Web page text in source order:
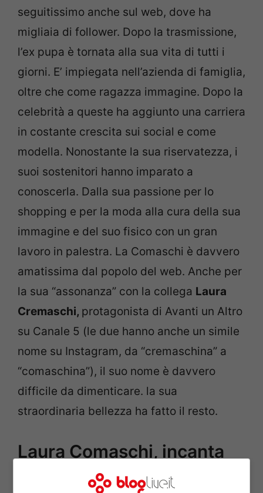
seguitissimo anche sul web, dove ha
migliaia di follower. Dopo la trasmissione,
l’ex pupa è tornata alla sua vita di tutti i
giorni. E’ impiegata nell’azienda di famiglia,
oltre che come ragazza immagine. Dopo la
celebrità a queste ha aggiunto una carriera
in costante crescita sui social e come
modella. Nonostante la sua riservatezza, i
suoi sostenitori hanno imparato a
conoscerla. Dalla sua passione per lo
shopping e per la moda alla cura della sua
immagine e del suo fisico con un gran
lavoro in palestra. La Comaschi è davvero
amatissima dal popolo del web. Anche per
la sua “assonanza” con la collega Laura
Cremaschi, protagonista di Avanti un Altro
su Canale 5 (le due hanno anche un simile
nome su Instagram, da “cremaschina” a
“comaschina”), il suo nome è davvero
difficile da dimenticare. la sua
straordinaria bellezza ha fatto il resto.
Laura Comaschi, incanta
anche Malta: lo scatto a